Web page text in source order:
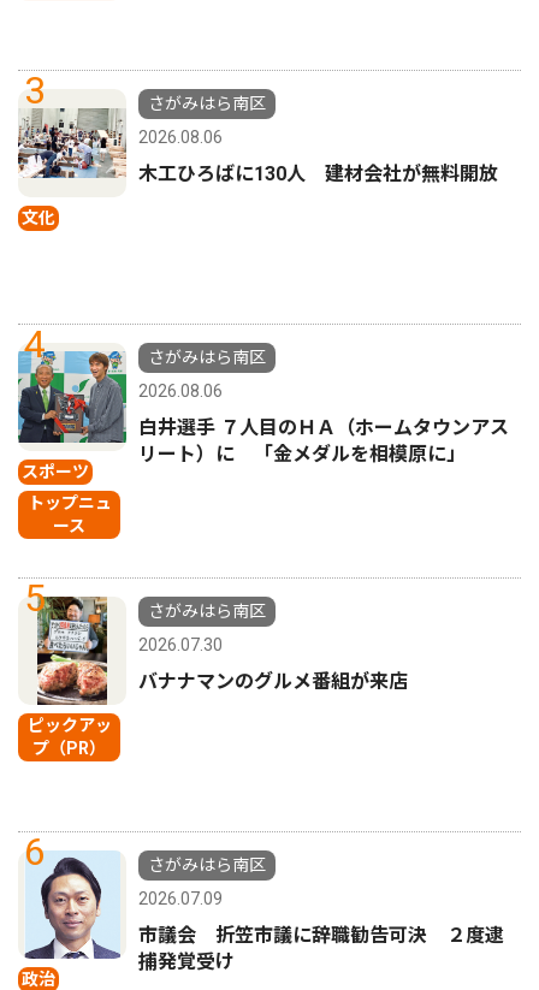
3
文化
さがみはら南区
2026.08.06
木工ひろばに130人 建材会社が無料開放
4
スポーツ
トップニュ
ース
さがみはら南区
2026.08.06
白井選手 ７人目のＨＡ（ホームタウンアス
リート）に 「金メダルを相模原に」
5
ピックアッ
プ（PR）
さがみはら南区
2026.07.30
バナナマンのグルメ番組が来店
6
政治
さがみはら南区
2026.07.09
市議会 折笠市議に辞職勧告可決 ２度逮
捕発覚受け